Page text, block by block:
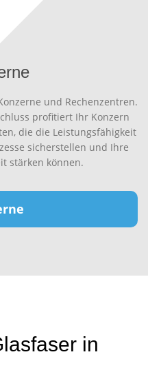
und Rechenzentren.
profitiert Ihr Konzern
die die Leistungsfähigkeit
sicherstellen und Ihre
stärken können.
in